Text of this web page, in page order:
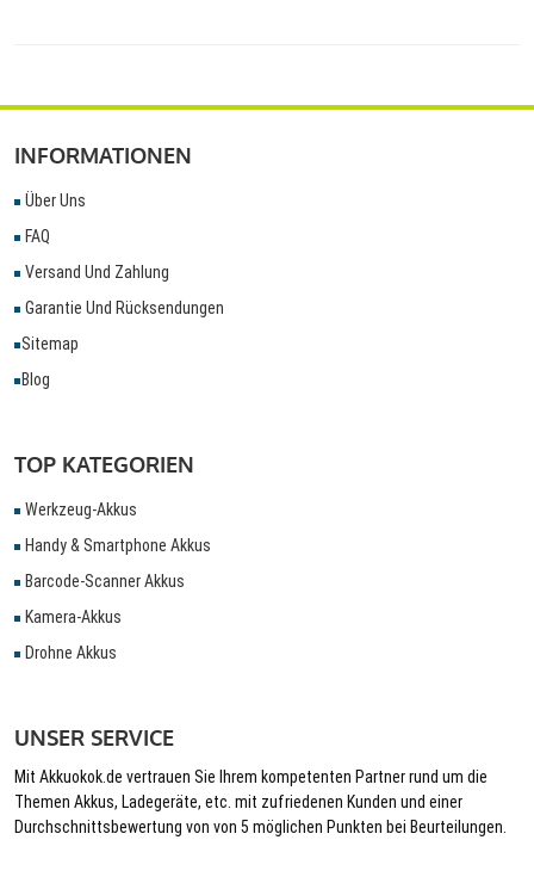
INFORMATIONEN
Über Uns
FAQ
Versand Und Zahlung
Garantie Und Rücksendungen
Sitemap
Blog
TOP KATEGORIEN
Werkzeug-Akkus
Handy & Smartphone Akkus
Barcode-Scanner Akkus
Kamera-Akkus
Drohne Akkus
UNSER SERVICE
Mit Akkuokok.de vertrauen Sie Ihrem kompetenten Partner rund um die
Themen Akkus, Ladegeräte, etc. mit zufriedenen Kunden und einer
Durchschnittsbewertung von von 5 möglichen Punkten bei Beurteilungen.